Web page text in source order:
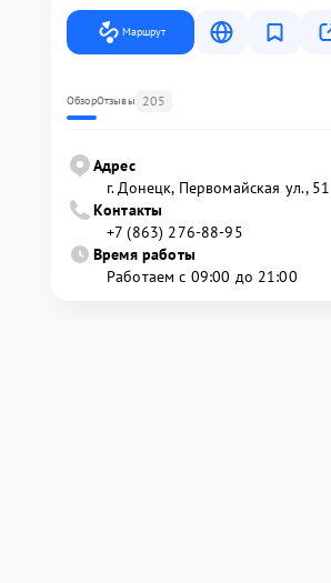
Маршрут
ОбзорОтзывы 205
Адрес
г. Донецк, Первомайская ул., 51
Контакты
+7 (863) 276-88-95
Время работы
Работаем с 09:00 до 21:00